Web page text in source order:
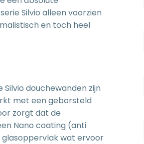
Silvio alleen voorzien
en toch heel
douchewanden zijn
met een geborsteld
zorgt dat de
Nano coating (anti
wat ervoor